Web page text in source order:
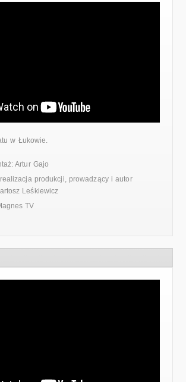
w Łukowie.
Artur Gajo
produkcji, prowadzący i autor
Leśkiewicz
TV